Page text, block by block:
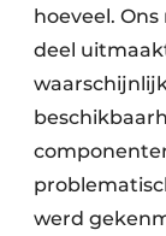
hoeveel.
deel
werd